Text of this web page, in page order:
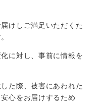
けしご満足いただくた
に対し、事前に情報を
た際、被害にあわれた
心をお届けするため